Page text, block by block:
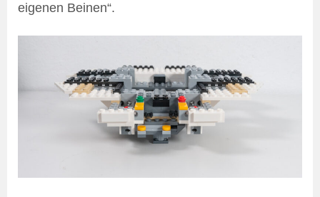
eigenen Beinen“.